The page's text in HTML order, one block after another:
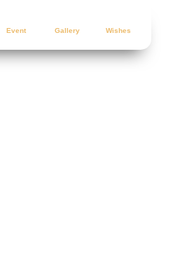
Event Gallery Wishes